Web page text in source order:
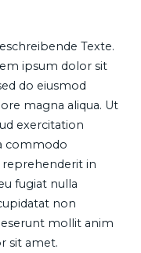
Texte.
ipsum dolor sit
do eiusmod
magna aliqua. Ut
exercitation
commodo
reprehenderit in
fugiat nulla
non
mollit anim
sit amet.